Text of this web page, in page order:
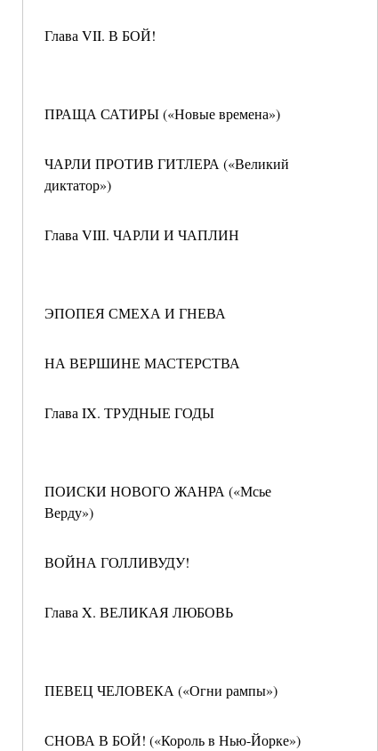
Глава VII. В БОЙ!
ПРАЩА САТИРЫ («Новые времена»)
ЧАРЛИ ПРОТИВ ГИТЛЕРА («Великий
диктатор»)
Глава VIII. ЧАРЛИ И ЧАПЛИН
ЭПОПЕЯ СМЕХА И ГНЕВА
НА ВЕРШИНЕ МАСТЕРСТВА
Глава IX. ТРУДНЫЕ ГОДЫ
ПОИСКИ НОВОГО ЖАНРА («Мсье
Верду»)
ВОЙНА ГОЛЛИВУДУ!
Глава X. ВЕЛИКАЯ ЛЮБОВЬ
ПЕВЕЦ ЧЕЛОВЕКА («Огни рампы»)
СНОВА В БОЙ! («Король в Нью-Йорке»)